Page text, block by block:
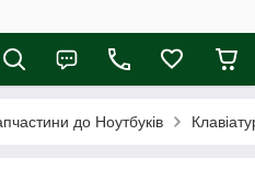
до Ноутбуків